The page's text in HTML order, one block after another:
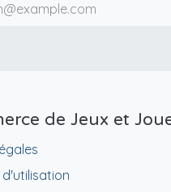
de Jeux et